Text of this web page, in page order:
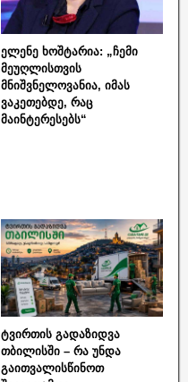
ელენე ხოშტარია: „ჩემი
მეუღლისთვის
მნიშვნელოვანია, იმას
ვაკეთებდე, რაც
მაინტერესებს“
ტვირთის გადაზიდვა
თბილისში – რა უნდა
გაითვალისწინოთ